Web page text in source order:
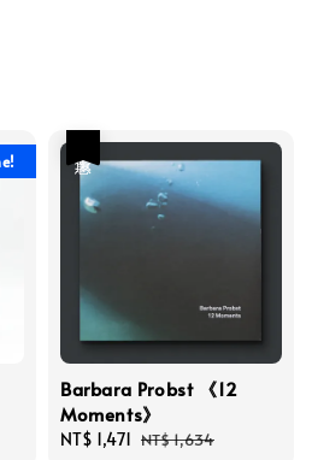
Barbara Probst 《12
Moments》
Sale
NT$ 1,471 Regular
NT$ 1,634